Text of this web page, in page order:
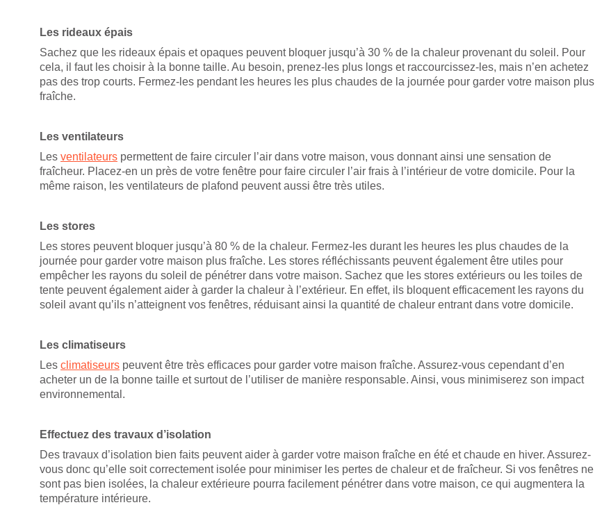
Les rideaux épais
Sachez que les rideaux épais et opaques peuvent bloquer jusqu’à 30 % de la chaleur provenant du soleil. Pour
cela, il faut les choisir à la bonne taille. Au besoin, prenez-les plus longs et raccourcissez-les, mais n’en achetez
pas des trop courts. Fermez-les pendant les heures les plus chaudes de la journée pour garder votre maison plus
fraîche.
Les ventilateurs
Les ventilateurs permettent de faire circuler l’air dans votre maison, vous donnant ainsi une sensation de
fraîcheur. Placez-en un près de votre fenêtre pour faire circuler l’air frais à l’intérieur de votre domicile. Pour la
même raison, les ventilateurs de plafond peuvent aussi être très utiles.
Les stores
Les stores peuvent bloquer jusqu’à 80 % de la chaleur. Fermez-les durant les heures les plus chaudes de la
journée pour garder votre maison plus fraîche. Les stores réfléchissants peuvent également être utiles pour
empêcher les rayons du soleil de pénétrer dans votre maison. Sachez que les stores extérieurs ou les toiles de
tente peuvent également aider à garder la chaleur à l’extérieur. En effet, ils bloquent efficacement les rayons du
soleil avant qu’ils n’atteignent vos fenêtres, réduisant ainsi la quantité de chaleur entrant dans votre domicile.
Les climatiseurs
Les climatiseurs peuvent être très efficaces pour garder votre maison fraîche. Assurez-vous cependant d’en
acheter un de la bonne taille et surtout de l’utiliser de manière responsable. Ainsi, vous minimiserez son impact
environnemental.
Effectuez des travaux d’isolation
Des travaux d’isolation bien faits peuvent aider à garder votre maison fraîche en été et chaude en hiver. Assurez-
vous donc qu’elle soit correctement isolée pour minimiser les pertes de chaleur et de fraîcheur. Si vos fenêtres ne
sont pas bien isolées, la chaleur extérieure pourra facilement pénétrer dans votre maison, ce qui augmentera la
température intérieure.